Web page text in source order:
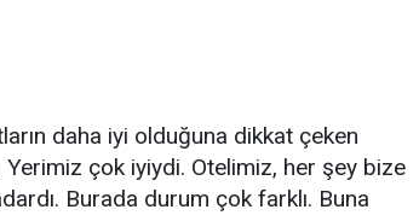
daha iyi olduğuna dikkat çeken
çok iyiydi. Otelimiz, her şey bize
Burada durum çok farklı. Buna